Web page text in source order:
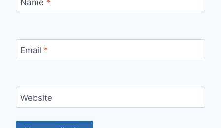
Name *
Email *
Website